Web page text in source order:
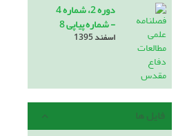
دوره 2، شماره 4
- شماره پیاپی 8
اسفند 1395
فایل ها